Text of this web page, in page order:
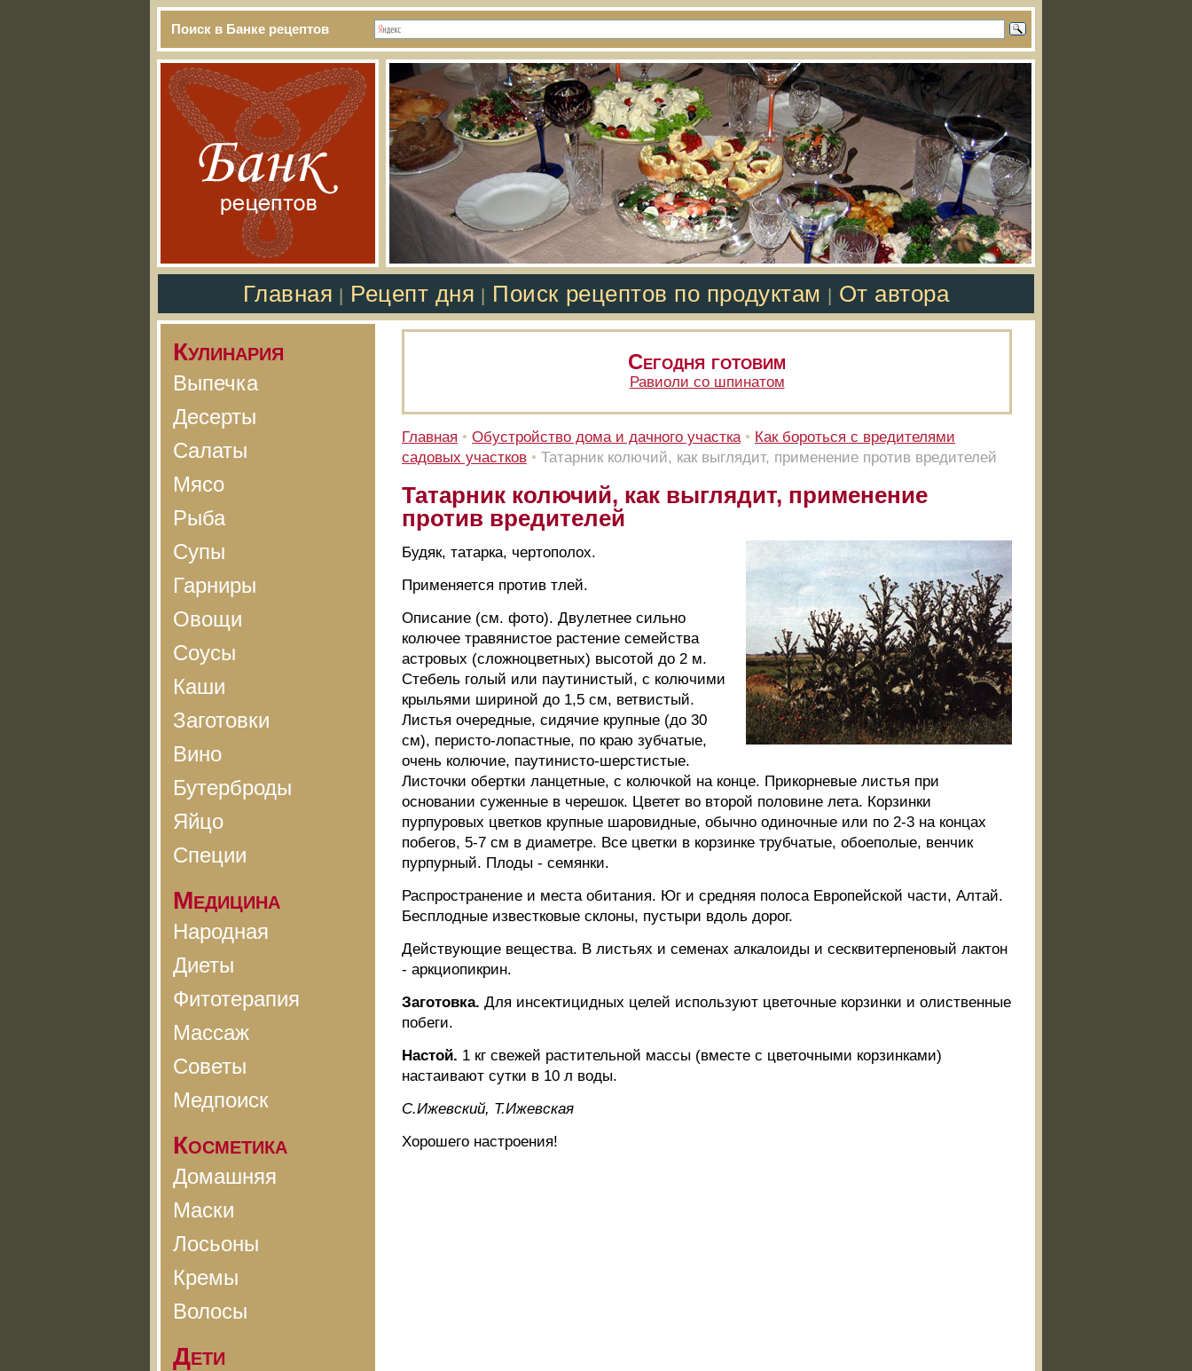
Поиск в Банке рецептов
Главная Рецепт дня Поиск рецептов по продуктам От автора
Кулинария
Выпечка
Десерты
Салаты
Мясо
Рыба
Супы
Гарниры
Овощи
Соусы
Каши
Заготовки
Вино
Бутерброды
Яйцо
Специи
Медицина
Народная
Диеты
Фитотерапия
Массаж
Советы
Медпоиск
Косметика
Домашняя
Маски
Лосьоны
Кремы
Волосы
Дети
Сегодня готовим
Равиоли со шпинатом
Главная • Обустройство дома и дачного участка • Как бороться с вредителями
садовых участков • Татарник колючий, как выглядит, применение против вредителей
Татарник колючий, как выглядит, применение
против вредителей
Будяк, татарка, чертополох.
Применяется против тлей.
Описание (см. фото). Двулетнее сильно
колючее травянистое растение семейства
астровых (сложноцветных) высотой до 2 м.
Стебель голый или паутинистый, с колючими
крыльями шириной до 1,5 см, ветвистый.
Листья очередные, сидячие крупные (до 30
см), перисто-лопастные, по краю зубчатые,
очень колючие, паутинисто-шерстистые.
Листочки обертки ланцетные, с колючкой на конце. Прикорневые листья при
основании суженные в черешок. Цветет во второй половине лета. Корзинки
пурпуровых цветков крупные шаровидные, обычно одиночные или по 2-3 на концах
побегов, 5-7 см в диаметре. Все цветки в корзинке трубчатые, обоеполые, венчик
пурпурный. Плоды - семянки.
Распространение и места обитания. Юг и средняя полоса Европейской части, Алтай.
Бесплодные известковые склоны, пустыри вдоль дорог.
Действующие вещества. В листьях и семенах алкалоиды и сесквитерпеновый лактон
- аркциопикрин.
Заготовка. Для инсектицидных целей используют цветочные корзинки и олиственные
побеги.
Настой. 1 кг свежей растительной массы (вместе с цветочными корзинками)
настаивают сутки в 10 л воды.
С.Ижевский, Т.Ижевская
Хорошего настроения!